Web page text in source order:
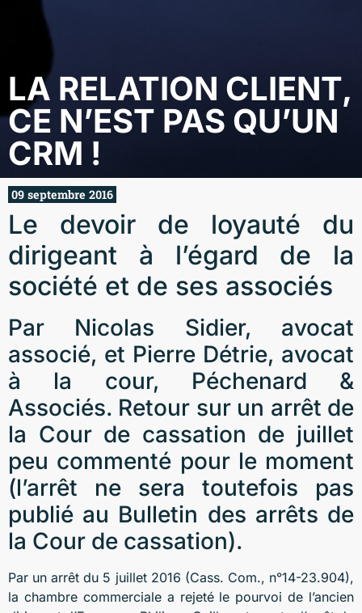
LA RELATION CLIENT,
CE N’EST PAS QU’UN
CRM !
09 septembre 2016
Le devoir de loyauté du
dirigeant à l’égard de la
société et de ses associés
Par Nicolas Sidier, avocat
associé, et Pierre Détrie, avocat
à la cour, Péchenard &
Associés. Retour sur un arrêt de
la Cour de cassation de juillet
peu commenté pour le moment
(l’arrêt ne sera toutefois pas
publié au Bulletin des arrêts de
la Cour de cassation).
Par un arrêt du 5 juillet 2016 (Cass. Com., n°14-23.904),
la chambre commerciale a rejeté le pourvoi de l’ancien